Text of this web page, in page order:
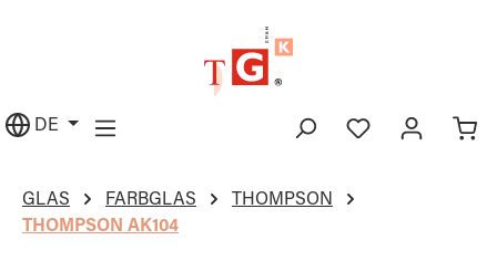
DE
GLAS FARBGLAS
THOMPSON
THOMPSON AK104